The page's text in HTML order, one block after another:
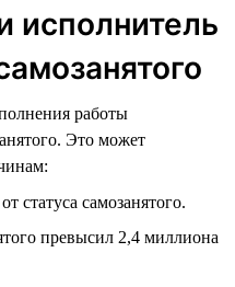
исполнитель
работы
Это может
статуса самозанятого.
превысил 2,4 миллиона